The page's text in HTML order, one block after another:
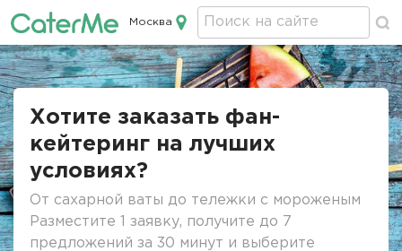
Кейтеринг в Москве
Москва
Строка
Хотите заказать фан-
кейтеринг на лучших
условиях?
От сахарной ваты до тележки с мороженым
Разместите 1 заявку, получите до 7
предложений за 30 минут и выберите